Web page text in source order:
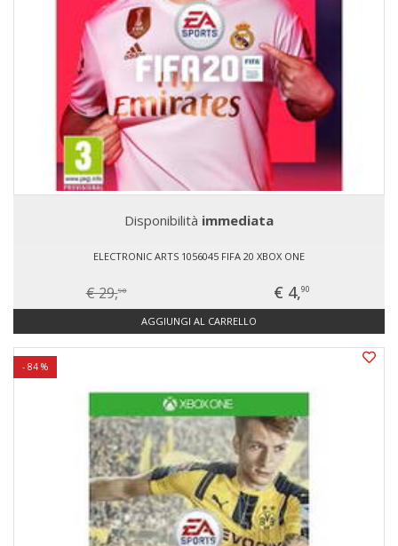
Disponibilità immediata
ELECTRONIC ARTS 1056045 FIFA 20 XBOX ONE
€ 29,90 € 4,90
AGGIUNGI AL CARRELLO
- 84 %